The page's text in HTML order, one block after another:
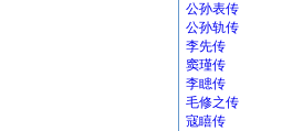
公孙表传
公孙轨传
李先传
窦瑾传
李瞣传
毛修之传
寇瞦传